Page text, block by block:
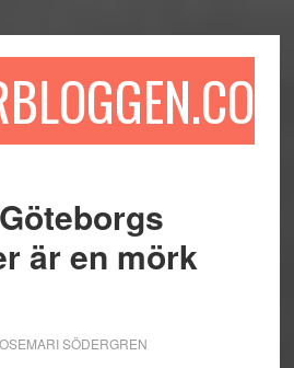
är en mörk
SÖDERGREN